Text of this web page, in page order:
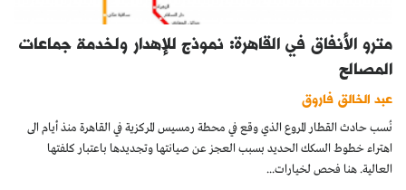
مترو الأنفاق في القاهرة: نموذج للإهدار ولخدمة جماعات
المصالح
عبد الخالق فاروق
نُسب حادث القطار المروع الذي وقع في محطة رمسيس المركزية في القاهرة منذ أيام الى
اهتراء خطوط السكك الحديد بسبب العجز عن صيانتها وتجديدها باعتبار كلفتها
العالية. هنا فحص لخيارات...